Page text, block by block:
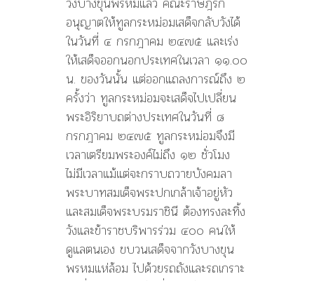
อนุญาตให้ทูลกระหม่อมเสด็จกลับวังได้
ในวันที่ ๔ กรกฎาคม ๒๔๗๕ และเร่ง
ให้เสด็จออกนอกประเทศในเวลา ๑๑.๐๐
น. ของวันนั้น แต่ออกแถลงการณ์ถึง ๒
ครั้งว่า ทูลกระหม่อมจะเสด็จไปเปลี่ยน
พระอิริยาบถต่างประเทศในวันที่ ๘
กรกฎาคม ๒๔๗๕ ทูลกระหม่อมจึงมี
เวลาเตรียมพระองค์ไม่ถึง ๑๒ ชั่วโมง
ไม่มีเวลาแม้แต่จะกราบถวายบังคมลา
พระบาทสมเด็จพระปกเกล้าเจ้าอยู่หัว
และสมเด็จพระบรมราชินี ต้องทรงละทิ้ง
วังและข้าราชบริพารร่วม ๔๐๐ คนให้
ดูแลตนเอง ขบวนเสด็จจากวังบางขุน
พรหมแห่ล้อม ไปด้วยรถถังและรถเกราะ